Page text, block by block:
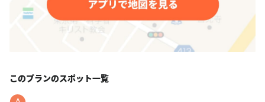
このプランのスポット一覧